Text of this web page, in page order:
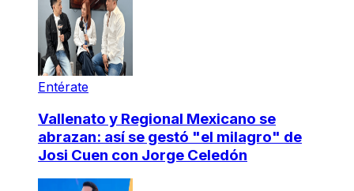
Entérate
Vallenato y Regional Mexicano se
abrazan: así se gestó "el milagro" de
Josi Cuen con Jorge Celedón